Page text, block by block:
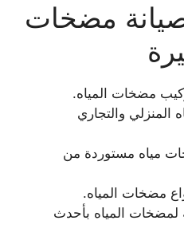
مضخات
مضخات المياه.
المنزلي والتجاري
مياه مستوردة من
مضخات المياه.
لمضخات المياه بأحدث